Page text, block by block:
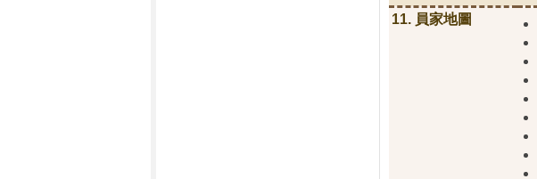
11. 員家地圖